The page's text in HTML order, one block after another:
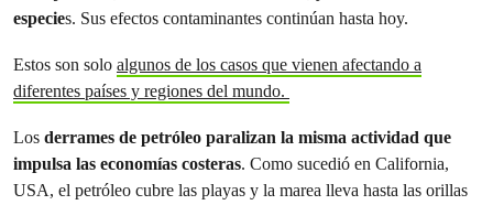
especies. Sus efectos contaminantes continúan hasta hoy.
Estos son solo algunos de los casos que vienen afectando a
diferentes países y regiones del mundo.
Los derrames de petróleo paralizan la misma actividad que
impulsa las economías costeras. Como sucedió en California,
USA, el petróleo cubre las playas y la marea lleva hasta las orillas